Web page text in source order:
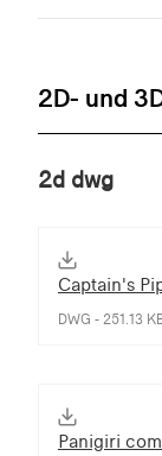
2D- und
2d dwg
Captain's
DWG - 251.13
Panigiri